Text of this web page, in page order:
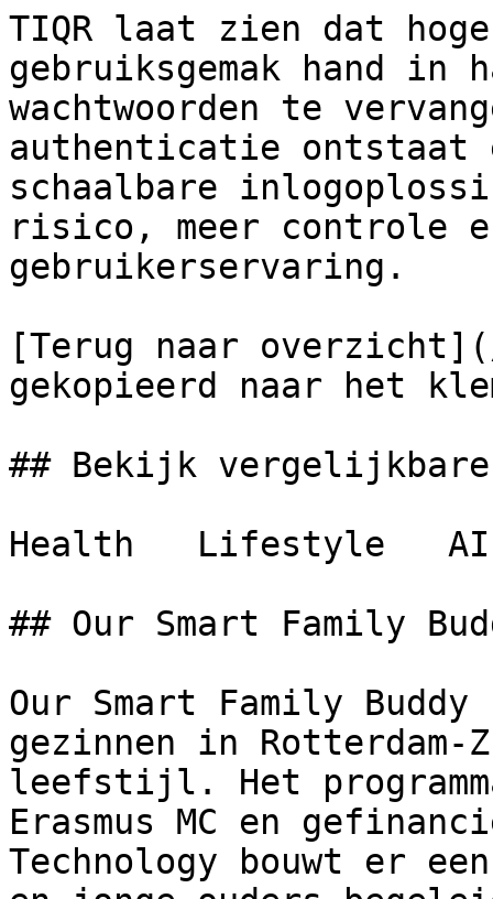
TIQR laat zien dat
gebruiksgemak hand in
wachtwoorden te
authenticatie
schaalbare
risico, meer controle
gebruikerservaring.
[Terug naar
gekopieerd naar het
## Bekijk vergelijkbare
Health   Lifestyle
## Our Smart Family
Our Smart Family
gezinnen in Rotterdam-
leefstijl. Het
Erasmus MC en
Technology bouwt er